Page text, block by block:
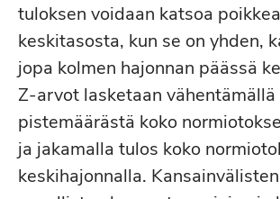
tuloksen voidaan katsoa
keskitasosta, kun se on yhden,
jopa kolmen hajonnan päässä
Z-arvot lasketaan
pistemäärästä koko
ja jakamalla tulos koko
keskihajonnalla.